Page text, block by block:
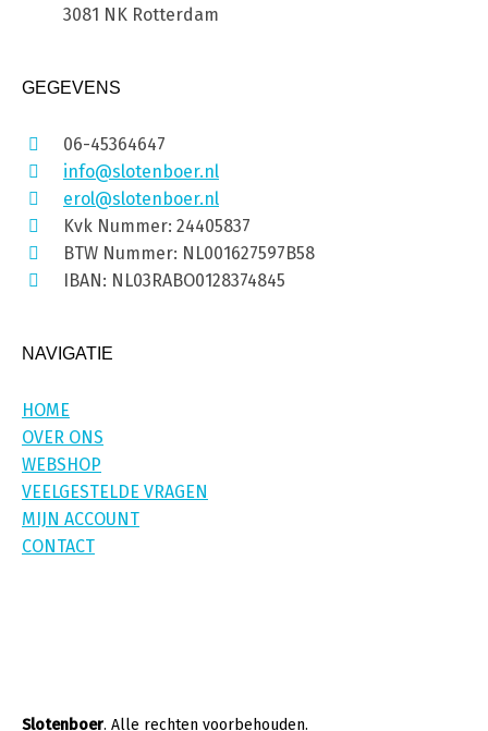
3081 NK Rotterdam
GEGEVENS
06-45364647
info@slotenboer.nl
erol@slotenboer.nl
Kvk Nummer: 24405837
BTW Nummer: NL001627597B58
IBAN: NL03RABO0128374845
NAVIGATIE
HOME
OVER ONS
WEBSHOP
VEELGESTELDE VRAGEN
MIJN ACCOUNT
CONTACT
Slotenboer. Alle rechten voorbehouden.